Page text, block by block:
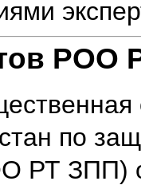
РОО
по
РТ ЗПП)